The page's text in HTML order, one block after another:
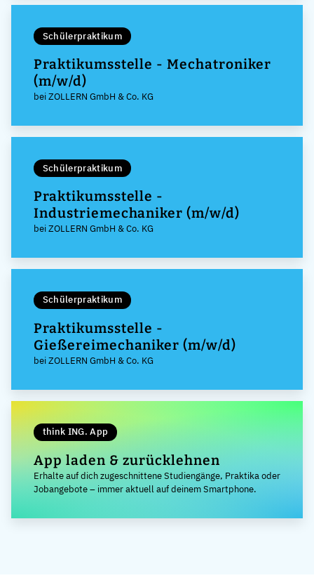
Schülerpraktikum
Praktikumsstelle - Mechatroniker
(m/w/d)
bei ZOLLERN GmbH & Co. KG
Schülerpraktikum
Praktikumsstelle -
Industriemechaniker (m/w/d)
bei ZOLLERN GmbH & Co. KG
Schülerpraktikum
Praktikumsstelle -
Gießereimechaniker (m/w/d)
bei ZOLLERN GmbH & Co. KG
think ING. App
App laden & zurücklehnen
Erhalte auf dich zugeschnittene Studiengänge, Praktika oder
Jobangebote – immer aktuell auf deinem Smartphone.